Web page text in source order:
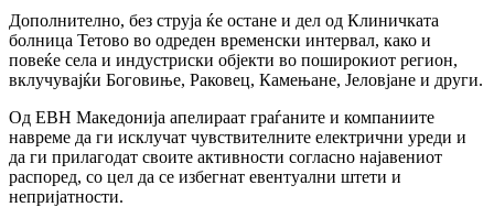
Дополнително, без струја ќе остане и дел од Клиничката
болница Тетово во одреден временски интервал, како и
повеќе села и индустриски објекти во поширокиот регион,
вклучувајќи Боговиње, Раковец, Камењане, Јеловјане и други.
Од ЕВН Македонија апелираат граѓаните и компаниите
навреме да ги исклучат чувствителните електрични уреди и
да ги прилагодат своите активности согласно најавениот
распоред, со цел да се избегнат евентуални штети и
непријатности.